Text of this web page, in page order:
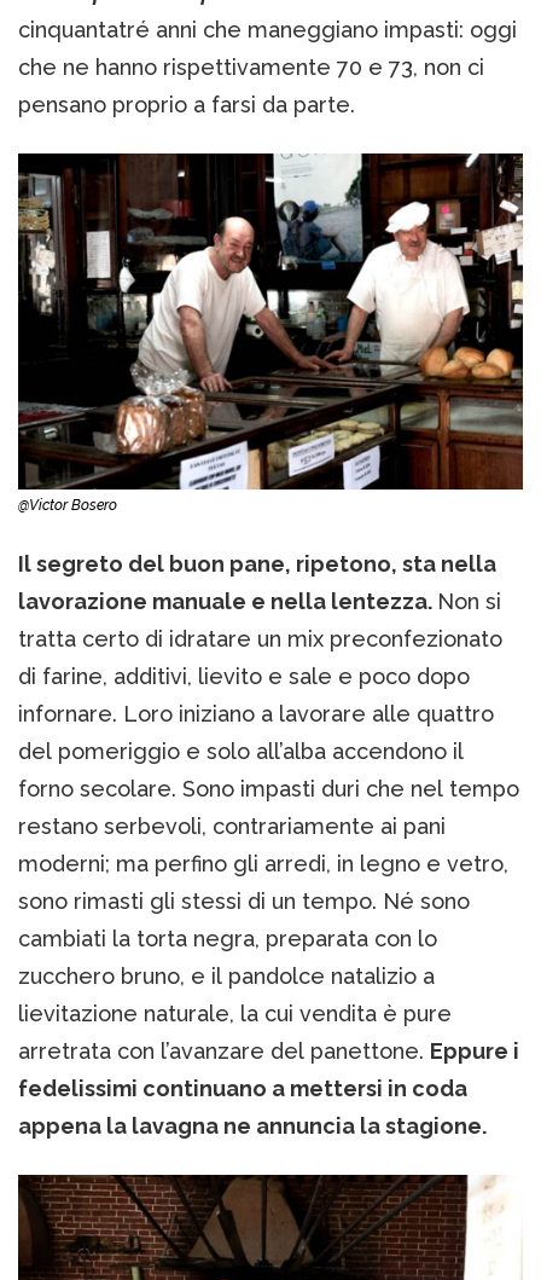
cinquantatré anni che maneggiano impasti: oggi
che ne hanno rispettivamente 70 e 73, non ci
pensano proprio a farsi da parte.
@Victor Bosero
Il segreto del buon pane, ripetono, sta nella
lavorazione manuale e nella lentezza. Non si
tratta certo di idratare un mix preconfezionato
di farine, additivi, lievito e sale e poco dopo
infornare. Loro iniziano a lavorare alle quattro
del pomeriggio e solo all’alba accendono il
forno secolare. Sono impasti duri che nel tempo
restano serbevoli, contrariamente ai pani
moderni; ma perfino gli arredi, in legno e vetro,
sono rimasti gli stessi di un tempo. Né sono
cambiati la torta negra, preparata con lo
zucchero bruno, e il pandolce natalizio a
lievitazione naturale, la cui vendita è pure
arretrata con l’avanzare del panettone. Eppure i
fedelissimi continuano a mettersi in coda
appena la lavagna ne annuncia la stagione.